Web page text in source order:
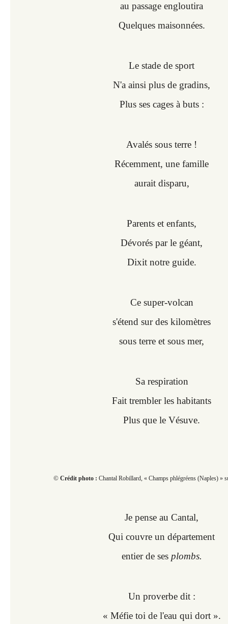
au passage engloutira
Quelques maisonnées.
Le stade de sport
N'a ainsi plus de gradins,
Plus ses cages à buts :
Avalés sous terre !
Récemment, une famille
aurait disparu,
Parents et enfants,
Dévorés par le géant,
Dixit notre guide.
Ce super-volcan
s'étend sur des kilomètres
sous terre et sous mer,
Sa respiration
Fait trembler les habitants
Plus que le Vésuve.
© Crédit photo : Chantal Robillard, « Champs phlégréens (Naples) »
Je pense au Cantal,
Qui couvre un département
entier de ses plombs.
Un proverbe dit :
« Méfie toi de l'eau qui dort ».